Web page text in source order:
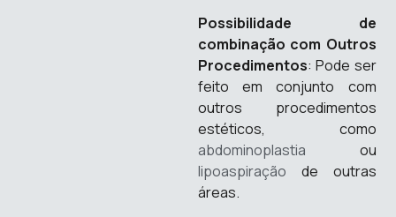
Possibilidade de
combinação com Outros
Procedimentos: Pode ser
feito em conjunto com
outros procedimentos
estéticos, como
abdominoplastia ou
lipoaspiração de outras
áreas.